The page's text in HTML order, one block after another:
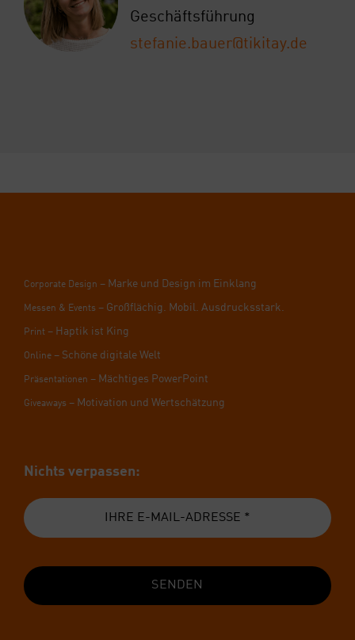
Geschäfts­füh­rung
stefanie.bauer@tikitay.de
Cor­po­ra­te Design – Mar­ke und Design im Ein­klang
Mes­sen & Events – Groß­flä­chig. Mobil. Aus­drucks­stark.
Print – Hap­tik ist King
Online – Schö­ne digi­ta­le Welt
Prä­sen­ta­tio­nen – Mäch­ti­ges Power­Point
Givea­ways – Moti­va­ti­on und Wert­schät­zung
Nichts ver­pas­sen:
SENDEN